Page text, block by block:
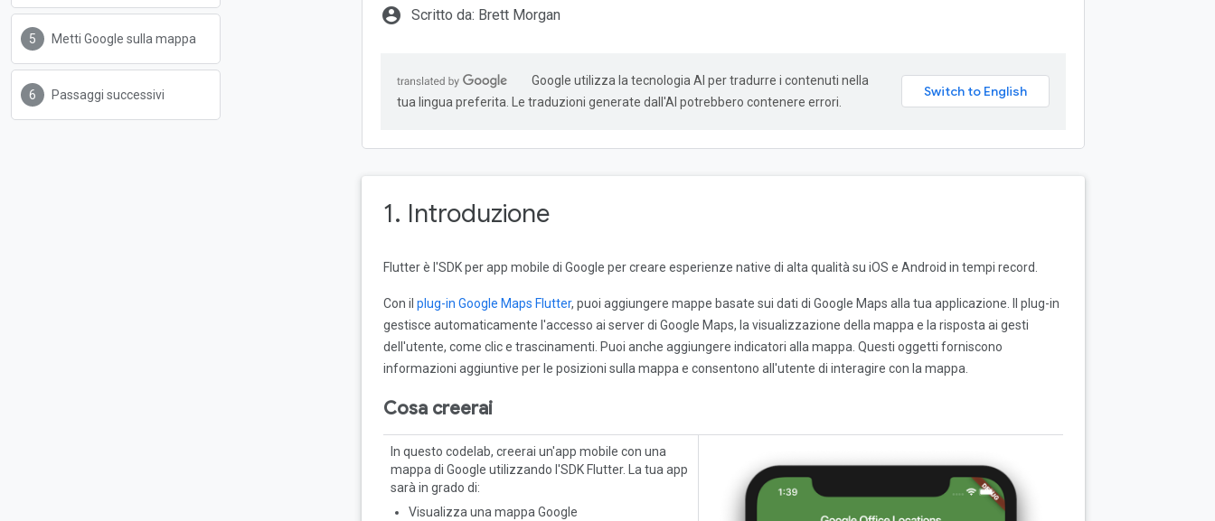
Metti Google sulla mappa
Passaggi successivi
account_circle Scritto da: Brett Morgan
Google utilizza la tecnologia AI per tradurre i contenuti nella
tua lingua preferita. Le traduzioni generate dall'AI potrebbero contenere errori.
1. Introduzione
Flutter è l'SDK per app mobile di Google per creare esperienze native di alta qualità su iOS e Android in tempi record.
Con il plug-in Google Maps Flutter, puoi aggiungere mappe basate sui dati di Google Maps alla tua applicazione. Il plug-in
gestisce automaticamente l'accesso ai server di Google Maps, la visualizzazione della mappa e la risposta ai gesti
dell'utente, come clic e trascinamenti. Puoi anche aggiungere indicatori alla mappa. Questi oggetti forniscono
informazioni aggiuntive per le posizioni sulla mappa e consentono all'utente di interagire con la mappa.
Cosa creerai
In questo codelab, creerai un'app mobile con una
mappa di Google utilizzando l'SDK Flutter. La tua app
sarà in grado di:
Visualizza una mappa Google